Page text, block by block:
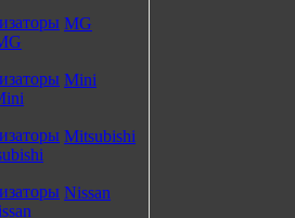
MG
Mini
Mitsubishi
Nissan